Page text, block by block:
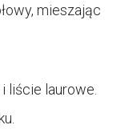
mieszając
liście laurowe.